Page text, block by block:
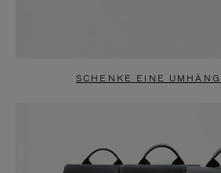
SCHENKE EINE